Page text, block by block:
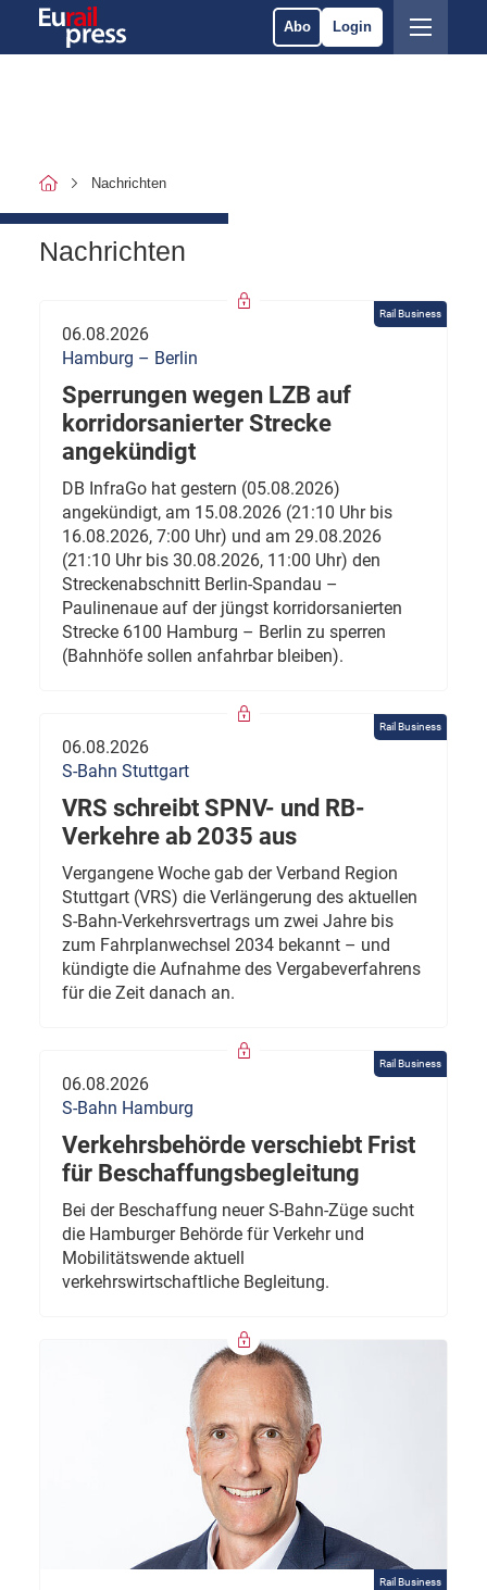
Abo Login
Nachrichten
Nachrichten
Rail Business
06.08.2026
Hamburg – Berlin
Sperrungen wegen LZB auf
korridorsanierter Strecke
angekündigt
DB InfraGo hat gestern (05.08.2026)
angekündigt, am 15.08.2026 (21:10 Uhr bis
16.08.2026, 7:00 Uhr) und am 29.08.2026
(21:10 Uhr bis 30.08.2026, 11:00 Uhr) den
Streckenabschnitt Berlin-Spandau –
Paulinenaue auf der jüngst korridorsanierten
Strecke 6100 Hamburg – Berlin zu sperren
(Bahnhöfe sollen anfahrbar bleiben).
Rail Business
06.08.2026
S-Bahn Stuttgart
VRS schreibt SPNV- und RB-
Verkehre ab 2035 aus
Vergangene Woche gab der Verband Region
Stuttgart (VRS) die Verlängerung des aktuellen
S-Bahn-Verkehrsvertrags um zwei Jahre bis
zum Fahrplanwechsel 2034 bekannt – und
kündigte die Aufnahme des Vergabeverfahrens
für die Zeit danach an.
Rail Business
06.08.2026
S-Bahn Hamburg
Verkehrsbehörde verschiebt Frist
für Beschaffungsbegleitung
Bei der Beschaffung neuer S-Bahn-Züge sucht
die Hamburger Behörde für Verkehr und
Mobilitätswende aktuell
verkehrswirtschaftliche Begleitung.
Rail Business